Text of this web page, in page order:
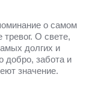
о самом
О свете,
долгих и
добро, забота и
значение.